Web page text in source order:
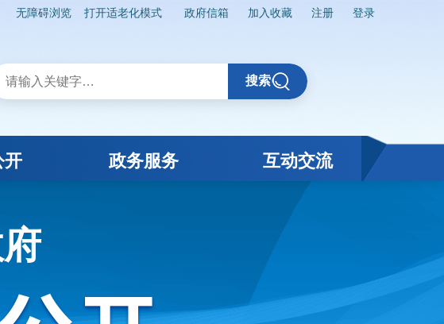
无障碍浏览 打开适老化模式 政府信箱 加入收藏 注册 登录
搜索
开 政务服务 互动交流